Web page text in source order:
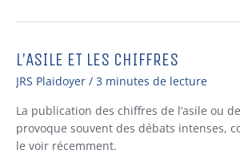
L’ASILE ET LES CHIFFRES
JRS Plaidoyer / 3 minutes de lecture
La publication des chiffres de l’asile ou
provoque souvent des débats intenses,
le voir récemment.
L’asile
et
chiffres